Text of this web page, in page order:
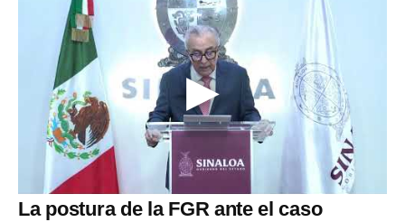
La postura de la FGR ante el caso